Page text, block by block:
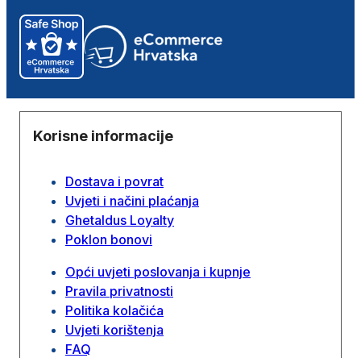
Korisne informacije
Dostava i povrat
Uvjeti i načini plaćanja
Ghetaldus Loyalty
Poklon bonovi
Opći uvjeti poslovanja i kupnje
Pravila privatnosti
Politika kolačića
Uvjeti korištenja
FAQ